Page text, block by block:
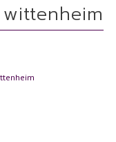
wittenheim